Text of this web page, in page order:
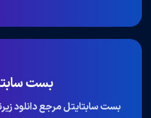
بست
بست سابتایتل مرجع دانلود